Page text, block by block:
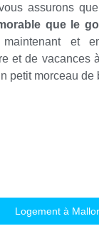
assurons que
que le
et
et de vacances
petit morceau de
Logement à